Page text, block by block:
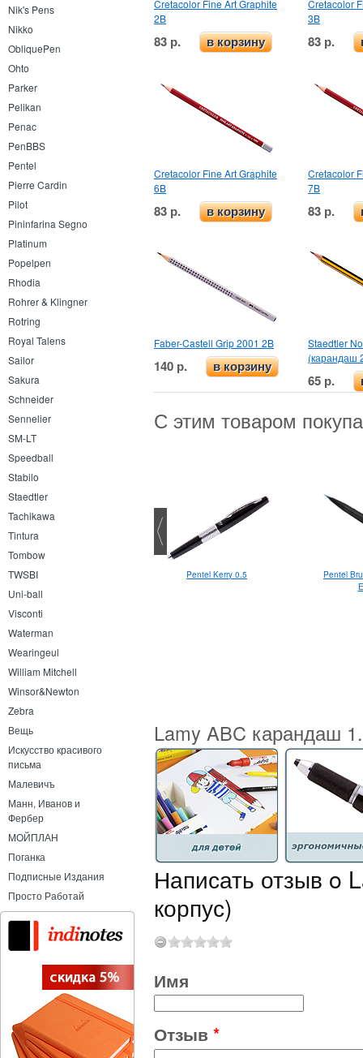
Nik's Pens
Nikko
ObliquePen
Ohto
Parker
Pelikan
Penac
PenBBS
Pentel
Pierre Cardin
Pilot
Pininfarina Segno
Platinum
Popelpen
Rhodia
Rohrer & Klingner
Rotring
Royal Talens
Sailor
Sakura
Schneider
Sennelier
SM-LT
Speedball
Stabilo
Staedtler
Tachikawa
Tintura
Tombow
TWSBI
Uni-ball
Visconti
Waterman
Wearingeul
William Mitchell
Winsor&Newton
Zebra
Вещь
Искусство красивого
письма
Малевичъ
Манн, Иванов и
Фербер
МОЙПЛАН
Поганка
Подписные Издания
Просто Работай
Cretacolor Fine Art Graphite
2B
83 р. в корзину
Cretacolor
3B
83 р.
Cretacolor Fine Art Graphite
6B
83 р. в корзину
Cretacolor
7B
83 р.
Faber-Castell Grip 2001 2B
140 р. в корзину
Staedtler
(карандаш
65 р.
С этим товаром
Moonman N1 F Pentel Kerry 0.5
Pentel
Lamy ABC карандаш
Написать отзыв o
корпус)
Имя
Отзыв *